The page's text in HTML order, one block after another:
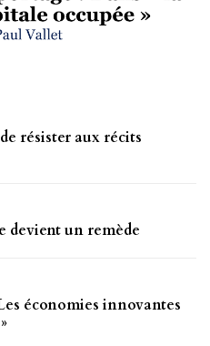
résister aux récits
devient un remède
économies innovantes